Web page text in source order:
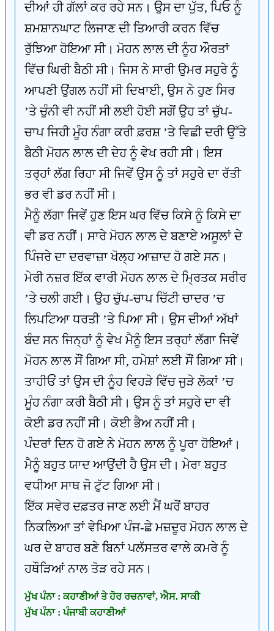
ਦੀਆਂ ਹੀ ਗੱਲਾਂ ਕਰ ਰਹੇ ਸਨ। ਉਸ ਦਾ ਪੁੱਤ, ਪਿਓ ਨੂੰ
ਸ਼ਮਸ਼ਾਨਘਾਟ ਲਿਜਾਣ ਦੀ ਤਿਆਰੀ ਕਰਨ ਵਿੱਚ
ਰੁੱਝਿਆ ਹੋਇਆ ਸੀ। ਮੋਹਨ ਲਾਲ ਦੀ ਨੂੰਹ ਔਰਤਾਂ
ਵਿੱਚ ਘਿਰੀ ਬੈਠੀ ਸੀ। ਜਿਸ ਨੇ ਸਾਰੀ ਉਮਰ ਸਹੁਰੇ ਨੂੰ
ਆਪਣੀ ਉਂਗਲ ਨਹੀਂ ਸੀ ਦਿਖਾਈ, ਉਸ ਨੇ ਹੁਣ ਸਿਰ
’ਤੇ ਚੁੰਨੀ ਵੀ ਨਹੀਂ ਸੀ ਲਈ ਹੋਈ ਸਗੋਂ ਉਹ ਤਾਂ ਚੁੱਪ-
ਚਾਪ ਜਿਹੀ ਮੂੰਹ ਨੰਗਾ ਕਰੀ ਫ਼ਰਸ਼ ’ਤੇ ਵਿਛੀ ਦਰੀ ਉੱਤੇ
ਬੈਠੀ ਮੋਹਨ ਲਾਲ ਦੀ ਦੇਹ ਨੂੰ ਵੇਖ ਰਹੀ ਸੀ। ਇਸ
ਤਰ੍ਹਾਂ ਲੱਗ ਰਿਹਾ ਸੀ ਜਿਵੇਂ ਉਸ ਨੂੰ ਤਾਂ ਸਹੁਰੇ ਦਾ ਰੱਤੀ
ਭਰ ਵੀ ਡਰ ਨਹੀਂ ਸੀ।
ਮੈਨੂੰ ਲੱਗਾ ਜਿਵੇਂ ਹੁਣ ਇਸ ਘਰ ਵਿੱਚ ਕਿਸੇ ਨੂੰ ਕਿਸੇ ਦਾ
ਵੀ ਡਰ ਨਹੀਂ। ਸਾਰੇ ਮੋਹਨ ਲਾਲ ਦੇ ਬਣਾਏ ਅਸੂਲਾਂ ਦੇ
ਪਿੰਜਰੇ ਦਾ ਦਰਵਾਜ਼ਾ ਖੋਲ੍ਹ ਆਜ਼ਾਦ ਹੋ ਗਏ ਸਨ।
ਮੇਰੀ ਨਜ਼ਰ ਇੱਕ ਵਾਰੀ ਮੋਹਨ ਲਾਲ ਦੇ ਮ੍ਰਿਤਕ ਸਰੀਰ
’ਤੇ ਚਲੀ ਗਈ। ਉਹ ਚੁੱਪ-ਚਾਪ ਚਿੱਟੀ ਚਾਦਰ ’ਚ
ਲਿਪਟਿਆ ਧਰਤੀ ’ਤੇ ਪਿਆ ਸੀ। ਉਸ ਦੀਆਂ ਅੱਖਾਂ
ਬੰਦ ਸਨ ਜਿਨ੍ਹਾਂ ਨੂੰ ਵੇਖ ਮੈਨੂੰ ਇਸ ਤਰ੍ਹਾਂ ਲੱਗਾ ਜਿਵੇਂ
ਮੋਹਨ ਲਾਲ ਸੌਂ ਗਿਆ ਸੀ, ਹਮੇਸ਼ਾਂ ਲਈ ਸੌਂ ਗਿਆ ਸੀ।
ਤਾਹੀਓਂ ਤਾਂ ਉਸ ਦੀ ਨੂੰਹ ਵਿਹੜੇ ਵਿੱਚ ਜੁੜੇ ਲੋਕਾਂ ’ਚ
ਮੂੰਹ ਨੰਗਾ ਕਰੀ ਬੈਠੀ ਸੀ। ਉਸ ਨੂੰ ਤਾਂ ਸਹੁਰੇ ਦਾ ਵੀ
ਕੋਈ ਡਰ ਨਹੀਂ ਸੀ। ਕੋਈ ਭੈਅ ਨਹੀਂ ਸੀ।
ਪੰਦਰਾਂ ਦਿਨ ਹੋ ਗਏ ਨੇ ਮੋਹਨ ਲਾਲ ਨੂੰ ਪੂਰਾ ਹੋਇਆਂ।
ਮੈਨੂੰ ਬਹੁਤ ਯਾਦ ਆਉਂਦੀ ਹੈ ਉਸ ਦੀ। ਮੇਰਾ ਬਹੁਤ
ਵਧੀਆ ਸਾਥ ਜੋ ਟੁੱਟ ਗਿਆ ਸੀ।
ਇੱਕ ਸਵੇਰ ਦਫ਼ਤਰ ਜਾਣ ਲਈ ਮੈਂ ਘਰੋਂ ਬਾਹਰ
ਨਿਕਲਿਆ ਤਾਂ ਵੇਖਿਆ ਪੰਜ-ਛੇ ਮਜ਼ਦੂਰ ਮੋਹਨ ਲਾਲ ਦੇ
ਘਰ ਦੇ ਬਾਹਰ ਬਣੇ ਬਿਨਾਂ ਪਲੱਸਤਰ ਵਾਲੇ ਕਮਰੇ ਨੂੰ
ਹਥੌੜਿਆਂ ਨਾਲ ਤੋੜ ਰਹੇ ਸਨ।
ਮੁੱਖ ਪੰਨਾ : ਕਹਾਣੀਆਂ ਤੇ ਹੋਰ ਰਚਨਾਵਾਂ, ਐਸ. ਸਾਕੀ
ਮੁੱਖ ਪੰਨਾ : ਪੰਜਾਬੀ ਕਹਾਣੀਆਂ